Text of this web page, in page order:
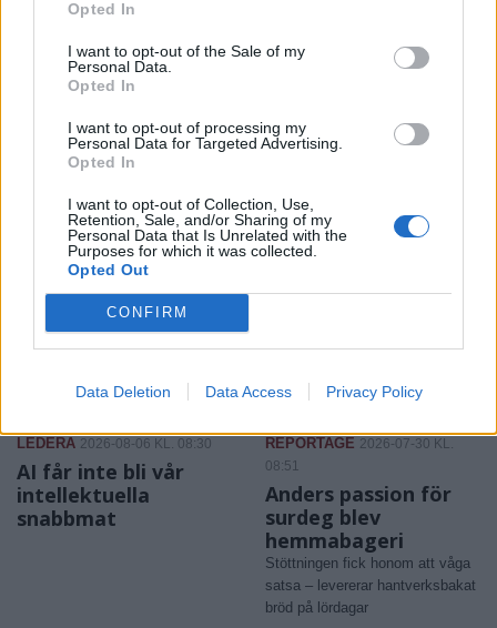
Opted In
I want to opt-out of the Sale of my
Personal Data.
Opted In
I want to opt-out of processing my
Personal Data for Targeted Advertising.
Opted In
I want to opt-out of Collection, Use,
Retention, Sale, and/or Sharing of my
Personal Data that Is Unrelated with the
Purposes for which it was collected.
Opted Out
CONFIRM
Data Deletion Data Access Privacy Policy
2026-08-06 KL. 08:31
EM-form och tre
flickor i All-Star
kartnålar
LEDERA 2026-08-06 KL. 08:30
AI får inte bli vår
intellektuella
snabbmat
REPORTAGE 2026-07-30 KL.
08:51
Anders passion för
surdeg blev
hemmabageri
Stöttningen fick honom att våga
satsa – levererar hantverksbakat
bröd på lördagar